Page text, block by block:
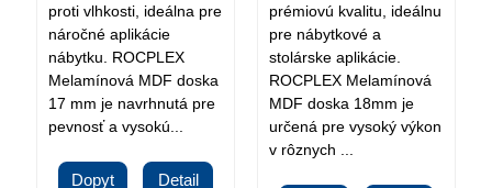
proti vlhkosti, ideálna pre
náročné aplikácie
nábytku. ROCPLEX
Melamínová MDF doska
17 mm je navrhnutá pre
pevnosť a vysokú...
Dopyt Detail
prémiovú kvalitu, ideálnu
pre nábytkové a
stolárske aplikácie.
ROCPLEX Melamínová
MDF doska 18mm je
určená pre vysoký výkon
v rôznych ...